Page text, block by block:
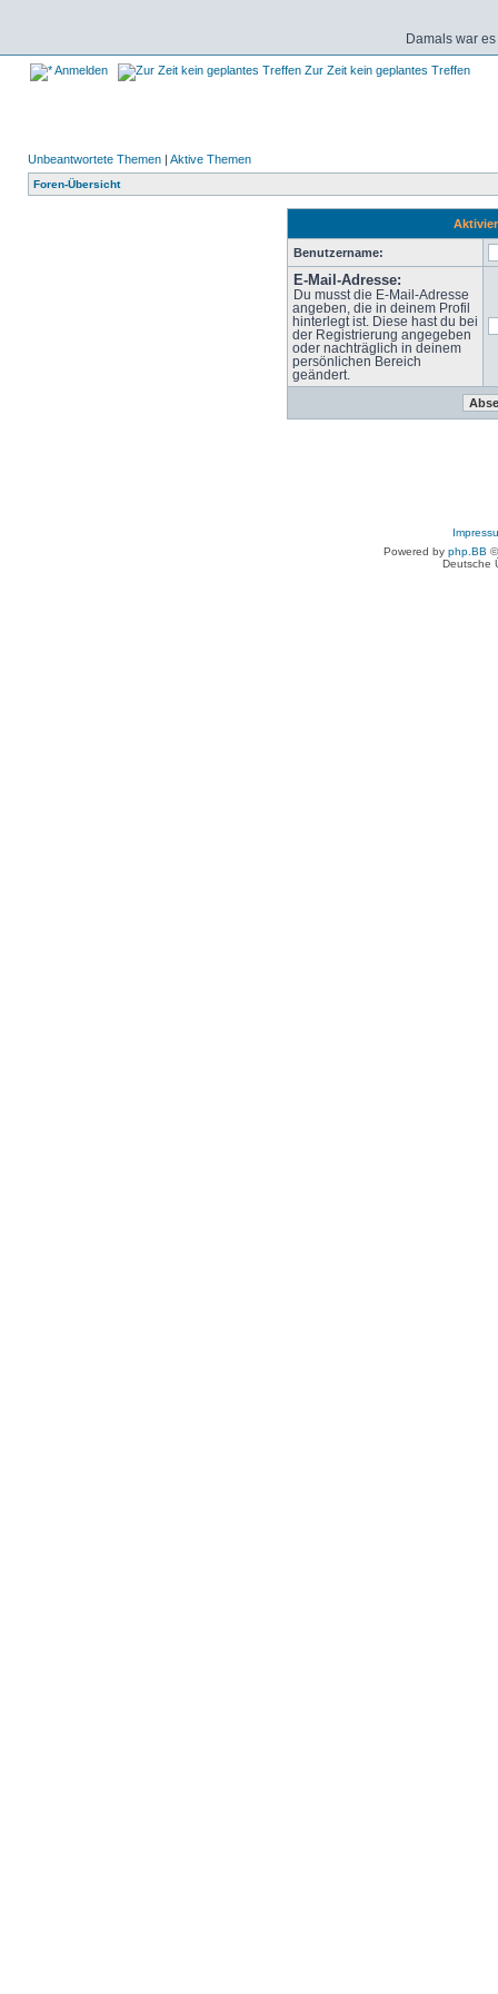
Damals war
Anmelden Zur Zeit kein geplantes Treffen
Unbeantwortete Themen | Aktive Themen
Foren-Übersicht
Benutzername:
E-Mail-Adresse:
Du musst die E-Mail-Adresse
angeben, die in deinem Profil
hinterlegt ist. Diese hast du bei
der Registrierung angegeben
oder nachträglich in deinem
persönlichen Bereich
geändert.
Powered by php.BB
Deutsche